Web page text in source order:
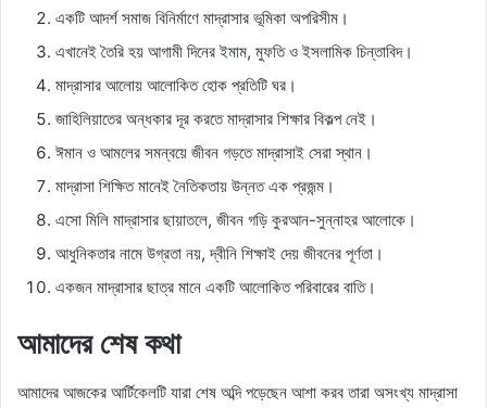
একটি আদর্শ সমাজ বিনির্মাণে মাদ্রাসার ভূমিকা অপরিসীম।
এখানেই তৈরি হয় আগামী দিনের ইমাম, মুফতি ও ইসলামিক চিন্তাবিদ।
মাদ্রাসার আলোয় আলোকিত হোক প্রতিটি ঘর।
জাহিলিয়াতের অন্ধকার দূর করতে মাদ্রাসার শিক্ষার বিকল্প নেই।
ঈমান ও আমলের সমন্বয়ে জীবন গড়তে মাদ্রাসাই সেরা স্থান।
মাদ্রাসা শিক্ষিত মানেই নৈতিকতায় উন্নত এক প্রজন্ম।
এসো মিলি মাদ্রাসার ছায়াতলে, জীবন গড়ি কুরআন-সুন্নাহর আলোকে।
আধুনিকতার নামে উগ্রতা নয়, দ্বীনি শিক্ষাই দেয় জীবনের পূর্ণতা।
একজন মাদ্রাসার ছাত্র মানে একটি আলোকিত পরিবারের বাতি।
আমাদের শেষ কথা
আমাদের আজকের আর্টিকেলটি যারা শেষ অব্দি পড়েছেন আশা করব তারা অসংখ্য মাদ্রাসা